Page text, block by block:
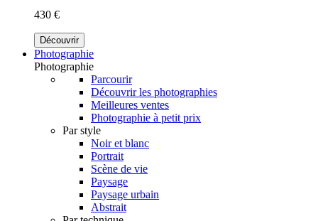
430 €
Découvrir
Photographie
Photographie
Parcourir
Découvrir les photographies
Meilleures ventes
Photographie à petit prix
Par style
Noir et blanc
Portrait
Scène de vie
Paysage
Paysage urbain
Abstrait